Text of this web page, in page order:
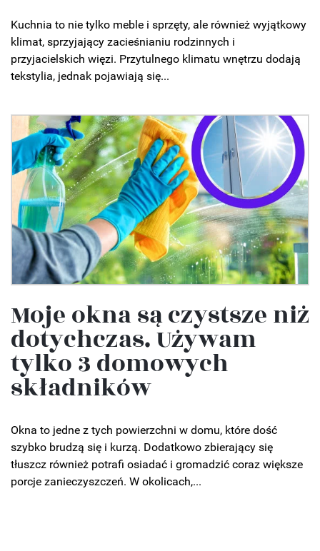
Kuchnia to nie tylko meble i sprzęty, ale również wyjątkowy
klimat, sprzyjający zacieśnianiu rodzinnych i
przyjacielskich więzi. Przytulnego klimatu wnętrzu dodają
tekstylia, jednak pojawiają się...
Moje okna są czystsze niż
dotychczas. Używam
tylko 3 domowych
składników
Okna to jedne z tych powierzchni w domu, które dość
szybko brudzą się i kurzą. Dodatkowo zbierający się
tłuszcz również potrafi osiadać i gromadzić coraz większe
porcje zanieczyszczeń. W okolicach,...